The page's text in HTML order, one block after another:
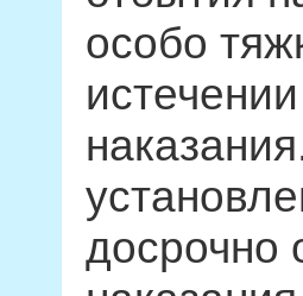
особо
досрочно